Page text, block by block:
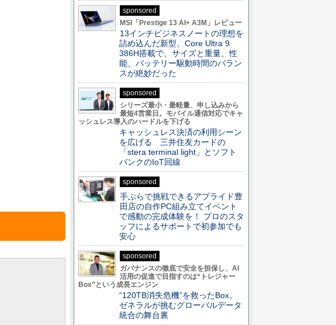
sponsored
MSI「Prestige 13 AI+ A3M」レビュー
13インチビジネスノートの理想を
詰め込んだ新型、Core Ultra 9
386H搭載で、サイズと重量、性
能、バッテリー駆動時間のバラン
スが絶妙だった
sponsored
シリーズ最小・最軽量、申し込みから
最短4営業日。モバイル通信対応でキャ
ッシュレス導入のハードルを下げる
キャッシュレス決済の利用シーン
を広げる 三井住友カードの
「stera terminal light」とソフト
バンクのIoT回線
sponsored
手ぶらで挑戦できるアプライド豊
田店の自作PC組み立てイベント
で感動の完成体験を！ プロのスタ
ッフによるサポートで初参加でも
安心
sponsored
ガバナンスの徹底で安全を担保し、AI
活用の促進で目指すのは“トレジャー
Box”という成長エンジン
“120TB消失危機”を救ったBox。
ゼネラルが挑むグローバルデータ
統合の舞台裏